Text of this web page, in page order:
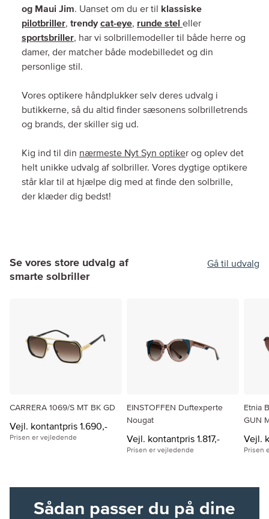
og Maui Jim. Uanset om du er til klassiske
pilotbriller, trendy cat-eye, runde stel eller
sportsbriller, har vi solbrillemodeller til både herre og
damer, der matcher både modebilledet og din
personlige stil.
Vores optikere håndplukker selv deres udvalg i
butikkerne, så du altid finder sæsonens solbrilletrends
og brands, der skiller sig ud.
Kig ind til din nærmeste Nyt Syn optiker og oplev det
helt unikke udvalg af solbriller. Vores dygtige optikere
står klar til at hjælpe dig med at finde den solbrille,
der klæder dig bedst!
Se vores store udvalg af
smarte solbriller
Gå til udvalg
CARRERA 1069/S MT BK GD
Vejl. kontantpris 1.690,-
Prisen er vejledende
EINSTOFFEN Duftexperte
Nougat
Vejl. kontantpris 1.817,-
Prisen er vejledende
Etnia
GUN
Vejl.
Prisen
Sådan passer du på dine